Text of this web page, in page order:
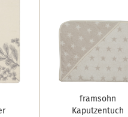
framsohn
Kaputzentuch